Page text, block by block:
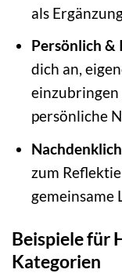
als
Persönlich &
dich an,
einzubringen
persönliche
zum
gemeinsame
Beispiele für
Kategorien